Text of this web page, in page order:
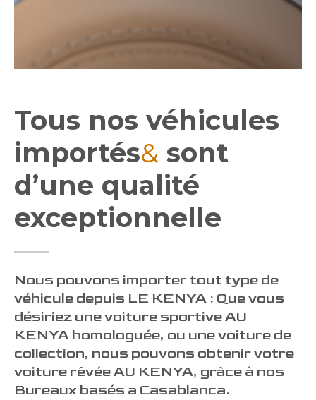
Tous nos véhicules
importés& sont
d’une qualité
exceptionnelle
Nous pouvons importer tout type de
véhicule depuis LE KENYA : Que vous
désiriez une voiture sportive AU
KENYA homologuée, ou une voiture de
collection, nous pouvons obtenir votre
voiture rêvée AU KENYA, grâce à nos
Bureaux basés a Casablanca.